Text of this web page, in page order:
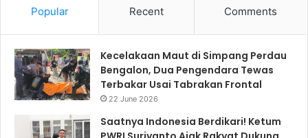
Popular Recent Comments
Kecelakaan Maut di Simpang Perdau
Bengalon, Dua Pengendara Tewas
Terbakar Usai Tabrakan Frontal
22 June 2026
Saatnya Indonesia Berdikari! Ketum